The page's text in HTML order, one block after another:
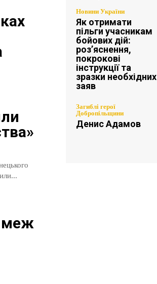
меж
Новини України
Як отримати
пільги учасникам
бойових дій:
роз’яснення,
покрокові
інструкції та
зразки необхідних
заяв
Загиблі герої
Добропільщини
Денис Адамов